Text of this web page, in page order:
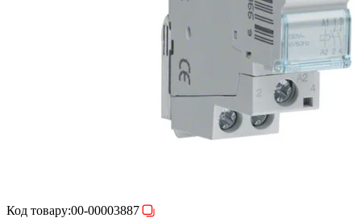
Код товару:00-00003887